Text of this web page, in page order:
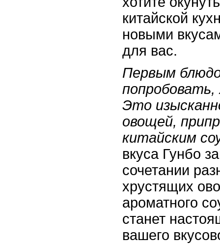
китайской
новыми
для вас.
Первым
попробовать,
Это
овощей,
китайским
вкуса Гунбо
сочетании
хрустящих
ароматного
станет
вашего